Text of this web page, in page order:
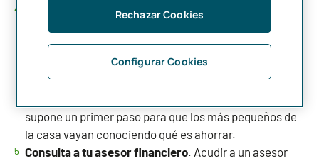
La educación financiera comienza en los más
pequeños
. Aprovecha para educar a tus hijos sobre la
importancia de controlar los gastos. Este es un buen
momento para enseñarles a cómo planificar sus
ahorros, recuerda que una herramienta adecuada son
supone un primer paso para que los más pequeños de
la casa vayan conociendo qué es ahorrar.
Consulta a tu asesor financiero. Acudir a un asesor
Configurar Cookies
Rechazar Cookies